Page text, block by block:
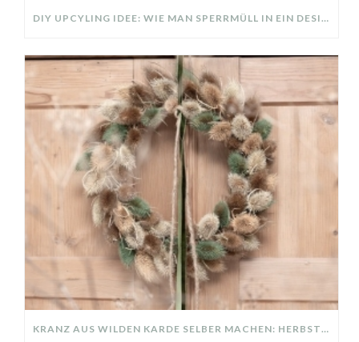
DIY UPCYLING IDEE: WIE MAN SPERRMÜLL IN EIN DESIGNER TEIL VERWANDELT
KRANZ AUS WILDEN KARDE SELBER MACHEN: HERBSTDEKO GANZ EINFACH